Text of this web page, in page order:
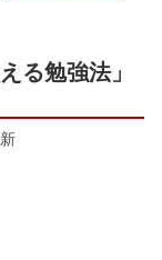
る勉強法」